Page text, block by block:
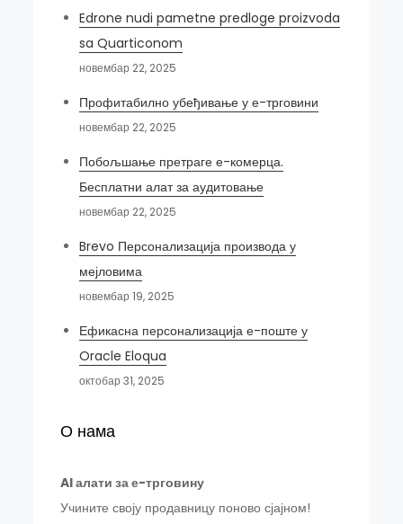
Edrone nudi pametne predloge proizvoda
sa Quarticonom
новембар 22, 2025
Профитабилно убеђивање у е-трговини
новембар 22, 2025
Побољшање претраге е-комерца.
Бесплатни алат за аудитовање
новембар 22, 2025
Brevo Персонализација производа у
мејловима
новембар 19, 2025
Ефикасна персонализација е-поште у
Oracle Eloqua
октобар 31, 2025
О нама
AI алати за е-трговину
Учините своју продавницу поново сјајном!